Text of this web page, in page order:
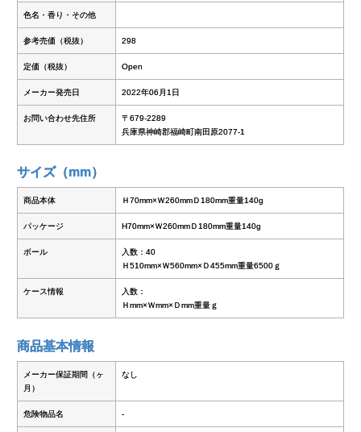
色名・香り・その他
参考売価（税抜） 298
定価（税抜） Open
メーカー発売日 2022年06月1日
お問い合わせ先住所
〒679-2289
兵庫県神崎郡福崎町南田原2077-1
サイズ（mm）
商品本体 Ｈ70mm×Ｗ260mmＤ180mm重量140g
パッケージ H70mm×Ｗ260mmＤ180mm重量140g
ボール
入数：40
Ｈ510mm×Ｗ560mm×Ｄ455mm重量6500ｇ
ケース情報
入数：
Ｈmm×Ｗmm×Ｄmm重量ｇ
商品基本情報
メーカー保証期間（ヶ
月）
なし
危険物品名 -